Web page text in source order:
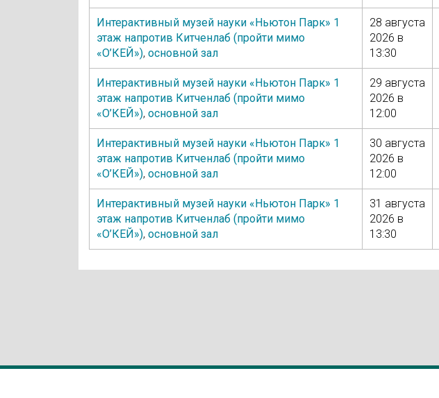
Интерактивный музей науки «Ньютон Парк» 1
этаж напротив Китченлаб (пройти мимо
«О’КЕЙ»), основной зал
28 августа
2026 в
13:30
Интерактивный музей науки «Ньютон Парк» 1
этаж напротив Китченлаб (пройти мимо
«О’КЕЙ»), основной зал
29 августа
2026 в
12:00
Интерактивный музей науки «Ньютон Парк» 1
этаж напротив Китченлаб (пройти мимо
«О’КЕЙ»), основной зал
30 августа
2026 в
12:00
Интерактивный музей науки «Ньютон Парк» 1
этаж напротив Китченлаб (пройти мимо
«О’КЕЙ»), основной зал
31 августа
2026 в
13:30